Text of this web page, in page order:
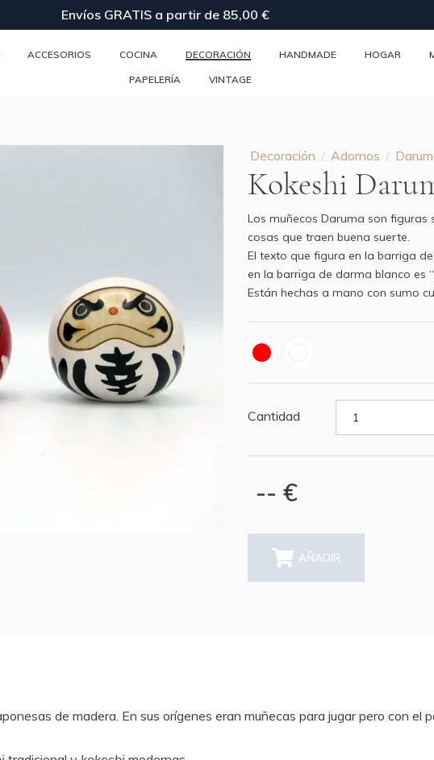
Envíos GRATIS a partir de 85,00 €
ACCESORIOS COCINA DECORACIÓN HANDMADE HOGAR
PAPELERÍA VINTAGE
Decoración Adornos
Kokeshi
Los muñecos Daruma son figuras
cosas que traen buena suerte.
El texto que figura en la barriga
en la barriga de darma blanco es
Están hechas a mano con sumo
Cantidad
-- €
AÑADIR
de madera. En sus orígenes eran muñecas para jugar pero con el